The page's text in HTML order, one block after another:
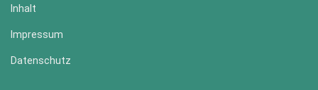
Inhalt
Impressum
Datenschutz